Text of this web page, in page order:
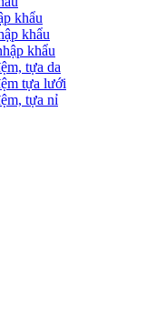
khẩu
khẩu
khẩu
tựa da
tựa lưới
tựa nỉ